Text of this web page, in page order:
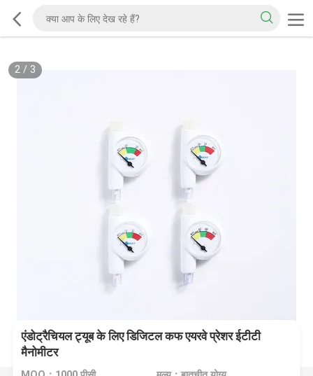
2/ 3
एंडोट्रैचियल ट्यूब के लिए डिजिटल कफ एयरवे प्रेशर ईटीटी
मैनोमीटर